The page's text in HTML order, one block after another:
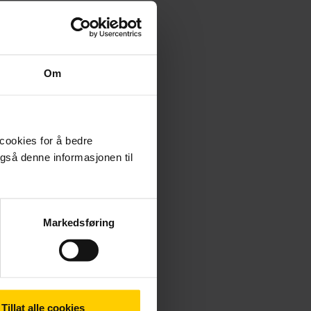
Om
for å bedre
denne informasjonen til
Markedsføring
Tillat alle cookies